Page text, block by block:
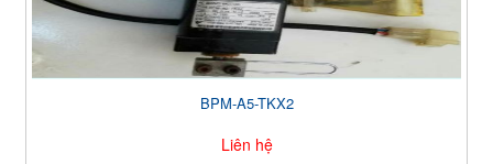
BPM-A5-TKX2
Liên hệ